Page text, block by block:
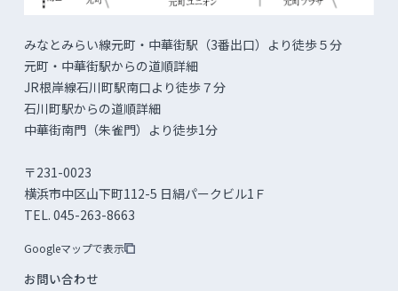
みなとみらい線元町・中華街駅（3番出口）より徒歩５分
元町・中華街駅からの道順詳細
JR根岸線石川町駅南口より徒歩７分
石川町駅からの道順詳細
中華街南門（朱雀門）より徒歩1分
〒231-0023
横浜市中区山下町112-5 日絹パークビル1Ｆ
TEL. 045-263-8663
Googleマップで表示
お問い合わせ